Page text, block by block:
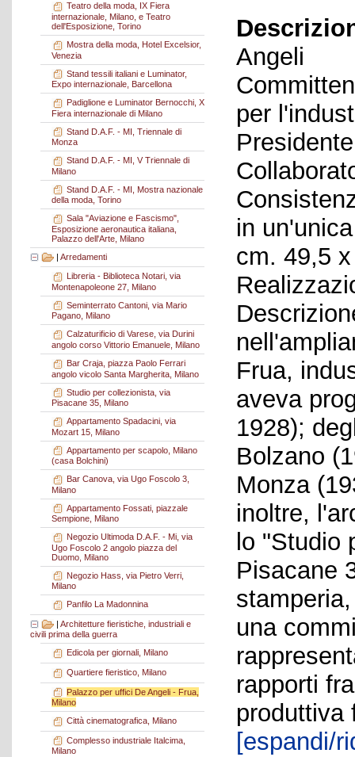
Teatro della moda, IX Fiera
internazionale, Milano, e Teatro
dell'Esposizione, Torino
Mostra della moda, Hotel Excelsior,
Venezia
Stand tessili italiani e Luminator,
Expo internazionale, Barcellona
Padiglione e Luminator Bernocchi, X
Fiera internazionale di Milano
Stand D.A.F. - MI, Triennale di
Monza
Stand D.A.F. - MI, V Triennale di
Milano
Stand D.A.F. - MI, Mostra nazionale
della moda, Torino
Sala "Aviazione e Fascismo",
Esposizione aeronautica italiana,
Palazzo dell'Arte, Milano
| Arredamenti
Libreria - Biblioteca Notari, via
Montenapoleone 27, Milano
Seminterrato Cantoni, via Mario
Pagano, Milano
Calzaturificio di Varese, via Durini
angolo corso Vittorio Emanuele, Milano
Bar Craja, piazza Paolo Ferrari
angolo vicolo Santa Margherita, Milano
Studio per collezionista, via
Pisacane 35, Milano
Appartamento Spadacini, via
Mozart 15, Milano
Appartamento per scapolo, Milano
(casa Bolchini)
Bar Canova, via Ugo Foscolo 3,
Milano
Appartamento Fossati, piazzale
Sempione, Milano
Negozio Ultimoda D.A.F. - Mi, via
Ugo Foscolo 2 angolo piazza del
Duomo, Milano
Negozio Hass, via Pietro Verri,
Milano
Panfilo La Madonnina
| Architetture fieristiche, industriali e
civili prima della guerra
Edicola per giornali, Milano
Quartiere fieristico, Milano
Palazzo per uffici De Angeli - Frua,
Milano
Città cinematografica, Milano
Complesso industriale Italcima,
Milano
Angeli
per
in
cm. 49,5
Frua,
aveva
1928);
Bolzano
Monza
inoltre,
lo "Studio
Pisacane
una
rapporti
produttiva
[espandi/